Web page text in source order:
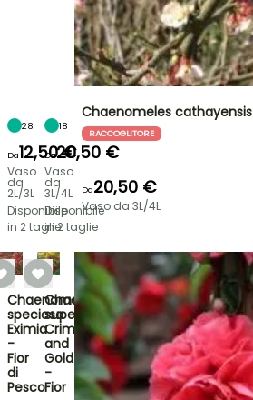
28
Da12,50 €
Vaso
da
2L/3L
Disponibile
in 2 taglie
18
Da20,50 €
Vaso
da
3L/4L
Disponibile
in 2 taglie
Chaenomeles cathayensis
RACCOGLITORE
Da20,50 €
Vaso da 3L/4L
Chaenomeles
speciosa
Eximia
-
Fior
di
Pesco
Chaenomeles
superba
Crimson
and
Gold
-
Fior